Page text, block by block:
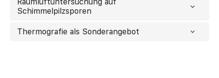
Schimmelpilzsporen
Thermografie als Sonderangebot